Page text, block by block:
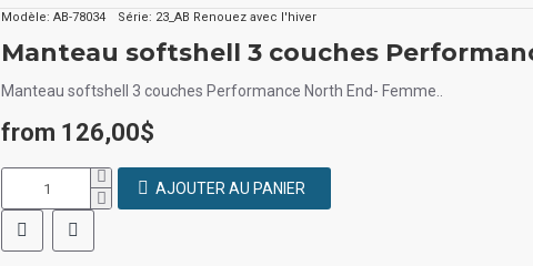
Modèle: AB-78034 Série: 23_AB Renouez avec l'hiver
Manteau softshell 3 couches Performance North End- Femme..
from 126,00$
AJOUTER AU PANIER